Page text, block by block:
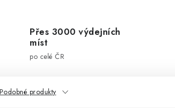
Přes 3000 výdejních
míst
po celé ČR
Podobné produkty